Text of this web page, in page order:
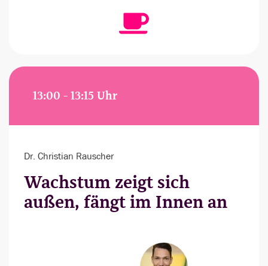
13:00 - 13:15 Uhr
Dr. Christian Rauscher
Wachstum zeigt sich
außen, fängt im Innen an